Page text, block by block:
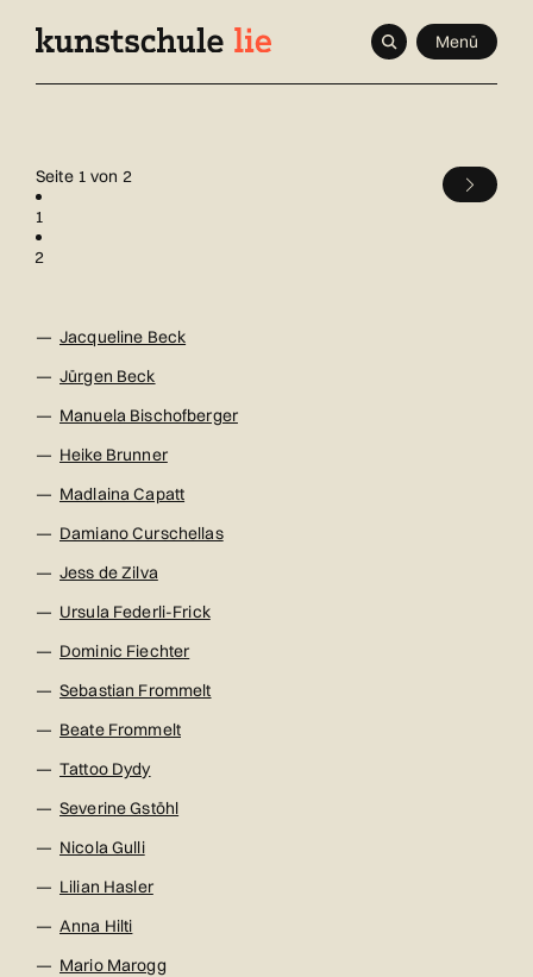
Navigieren
Seitenkontext Menü
Seite 1 von 2
1
2
Jacqueline Beck
Jürgen Beck
Manuela Bischofberger
Heike Brunner
Madlaina Capatt
Damiano Curschellas
Jess de Zilva
Ursula Federli-Frick
Dominic Fiechter
Sebastian Frommelt
Beate Frommelt
Tattoo Dydy
Severine Gstöhl
Nicola Gulli
Lilian Hasler
Anna Hilti
Mario Marogg